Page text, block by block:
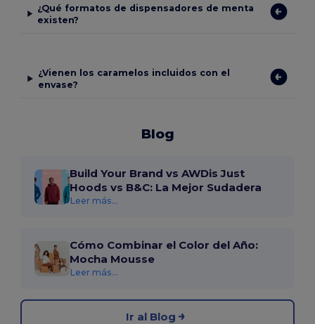
¿Qué formatos de dispensadores de menta
existen?
¿Vienen los caramelos incluidos con el
envase?
Blog
Build Your Brand vs AWDis Just
Hoods vs B&C: La Mejor Sudadera
Leer más...
Cómo Combinar el Color del Año:
Mocha Mousse
Leer más...
Ir al Blog